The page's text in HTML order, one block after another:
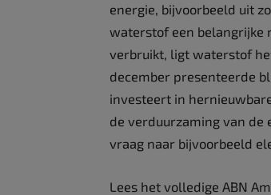
energie, bijvoorbeeld uit
waterstof een belangrijke
verbruikt, ligt waterstof
december presenteerde
investeert in
de verduurzaming van de
vraag naar bijvoorbeeld
Lees het volledige ABN